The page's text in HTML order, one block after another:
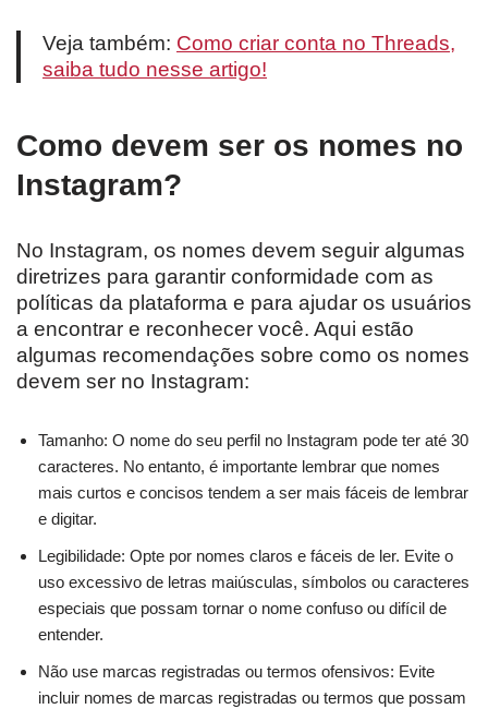
Veja também: Como criar conta no Threads,
saiba tudo nesse artigo!
Como devem ser os nomes no
Instagram?
No Instagram, os nomes devem seguir algumas
diretrizes para garantir conformidade com as
políticas da plataforma e para ajudar os usuários
a encontrar e reconhecer você. Aqui estão
algumas recomendações sobre como os nomes
devem ser no Instagram:
Tamanho: O nome do seu perfil no Instagram pode ter até 30
caracteres. No entanto, é importante lembrar que nomes
mais curtos e concisos tendem a ser mais fáceis de lembrar
e digitar.
Legibilidade: Opte por nomes claros e fáceis de ler. Evite o
uso excessivo de letras maiúsculas, símbolos ou caracteres
especiais que possam tornar o nome confuso ou difícil de
entender.
Não use marcas registradas ou termos ofensivos: Evite
incluir nomes de marcas registradas ou termos que possam